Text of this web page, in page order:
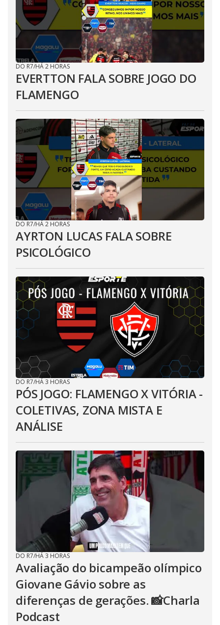
DO R7/HÁ 2 HORAS
EVERTTON FALA SOBRE JOGO DO
FLAMENGO
DO R7/HÁ 2 HORAS
AYRTON LUCAS FALA SOBRE
PSICOLÓGICO
DO R7/HÁ 3 HORAS
PÓS JOGO: FLAMENGO X VITÓRIA -
COLETIVAS, ZONA MISTA E
ANÁLISE
DO R7/HÁ 3 HORAS
Avaliação do bicampeão olímpico
Giovane Gávio sobre as
diferenças de gerações. 📸Charla
Podcast